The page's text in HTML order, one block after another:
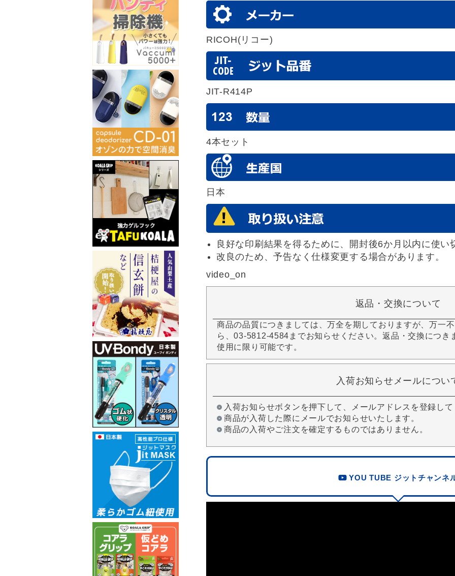
RICOH(リコー)
JIT-R414P
4本セット
日本
良好な印刷結果を得るために、開封後6か月以内に使い
改良のため、予告なく仕様変更する場合があります。
video_on
返品・交換について
商品の品質につきましては、万全を期しておりますが、万一
ら、03-5812-4584までお知らせください。返品・交換につき
使用に限り可能です。
入荷お知らせメールについ
入荷お知らせボタンを押下して、メールアドレスを登録し
商品が入荷した際にメールでお知らせいたします。
商品の入荷やご注文を確定するものではありません。
YOU TUBE ジットチャンネ